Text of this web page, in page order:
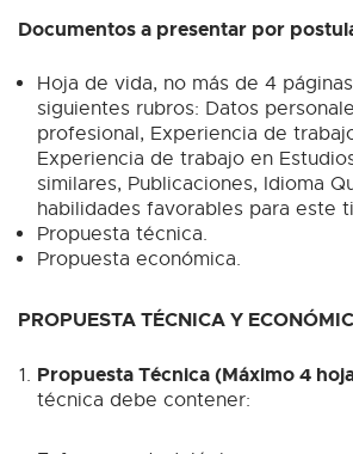
Documentos a presentar por
Hoja de vida, no más de 4
siguientes rubros: Datos
profesional, Experiencia de
Experiencia de trabajo en
similares, Publicaciones, Idioma
habilidades favorables para este
Propuesta técnica.
Propuesta económica.
PROPUESTA TÉCNICA Y
Propuesta Técnica (Máximo 4
técnica debe contener: